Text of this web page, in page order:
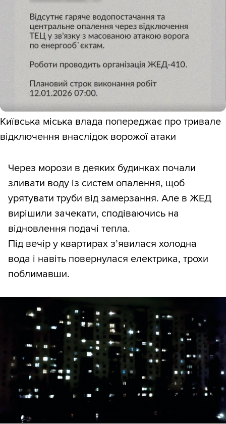
Київська міська влада попереджає про тривале
відключення внаслідок ворожої атаки
Через морози в деяких будинках почали
зливати воду із систем опалення, щоб
урятувати труби від замерзання. Але в ЖЕД
вирішили зачекати, сподіваючись на
відновлення подачі тепла.
Під вечір у квартирах з’явилася холодна
вода і навіть повернулася електрика, трохи
поблимавши.